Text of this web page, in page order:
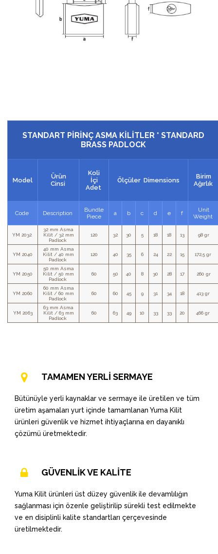
STANDART PİRİNÇ ASMA KİLİTLER * STANDARD
BRASS PADLOCK
Model
Ürün
Cinsi
Koli
İçi
Adet
Ölçüler Dimensions
Birim
Ağırlık
Code Description
Bundle
Piece
a b c d e f
Unit
Weight
YM 2032
32 mm Asma
Kilit / 32 mm
Padlock
120 32 30 5 18 18 13 98 gr
YM 2040
40 mm Asma
Kilit / 40 mm
Padlock
120 40 35 6 24 22 15 172,5 gr
YM 2050
50 mm Asma
Kilit / 50 mm
Padlock
60 50 40 8 30 28 17 260 gr
YM 2060
60 mm Asma
Kilit / 60 mm
Padlock
60 60 45 9 31 34 18 413 gr
YM 2063
63 mm Asma
Kilit / 63 mm
Padlock
60 63 49 10 33 33 20 466 gr
TAMAMEN YERLİ SERMAYE
Bütünüyle yerli kaynaklar ve sermaye ile üretilen ve tüm
üretim aşamaları yurt içinde tamamlanan Yuma Kilit
ürünleri güvenlik ve hizmet ihtiyaçlarına en dayanıklı
çözümü üretmektedir.
GÜVENLİK VE KALİTE
Yuma Kilit ürünleri üst düzey güvenlik ile devamlılığın
sağlanması için özenle geliştirilip sürekli test edilmekte
ve en disiplinli kalite standartları çerçevesinde
üretilmektedir.